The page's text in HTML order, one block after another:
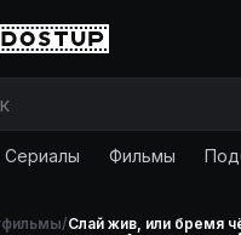
Сериалы Фильмы
/Слай жив, или бремя